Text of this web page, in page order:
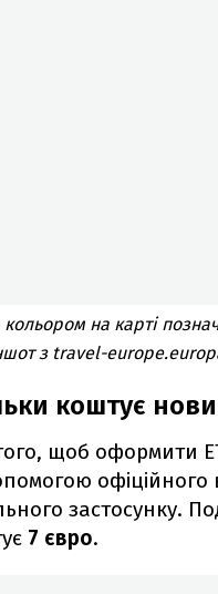
кольором на карті
з travel-
коштує
щоб оформити
офіційного
застосунку.
7 євро.